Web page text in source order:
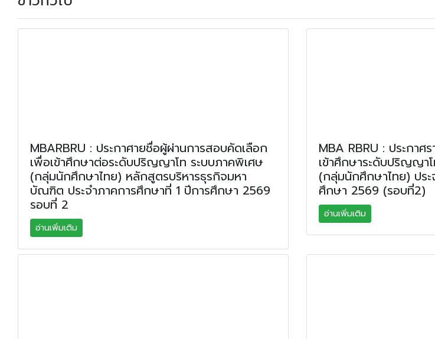
MBARBRU : ประกาศายชื่อผู้ผ่านการสอบคัดเลือก
เพื่อเข้าศึกษาต่อระดับปริญญาโท ระบบภาคพิเศษ
(กลุ่มนักศึกษาไทย) หลักสูตรบริหารธุรกิจมหา
บัณฑิต ประจําภาคการศึกษาที่ 1 ปีการศึกษา 2569
รอบที่ 2
อ่านเพิ่มเติม
MBA RBRU : ประกา
เข้าศึกษาระดับปริญญา
(กลุ่มนักศึกษาไทย) ปร
ศึกษา 2569 (รอบที่2)
อ่านเพิ่มเติม